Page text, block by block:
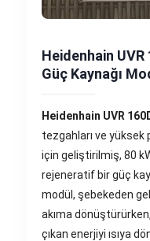
Heidenhain
Güç Kaynağı
Heidenhain UVR
tezgahları ve
için geliştirilmiş, 80
rejeneratif bir güç
modül, şebekeden
akıma
çıkan enerjiyi ısıya